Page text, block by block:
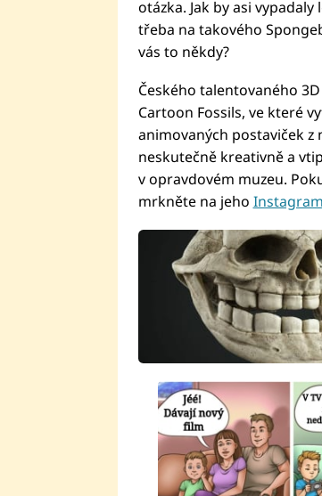
otázka. Jak by asi
třeba na takového
vás to někdy?
Českého talentovaného
Cartoon Fossils, ve které
animovaných postaviček z
neskutečně kreativně a
v opravdovém muzeu.
mrkněte na jeho Instagram